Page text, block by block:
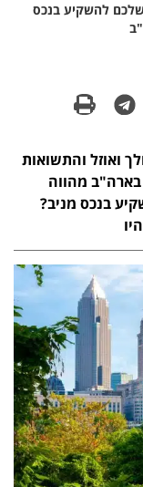
להשקיע בנכס
ואוזל והתשואות
מהווה
בנכס מניב?